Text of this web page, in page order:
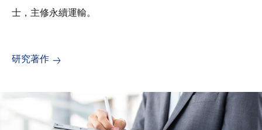
士，主修永續運輸。
研究著作